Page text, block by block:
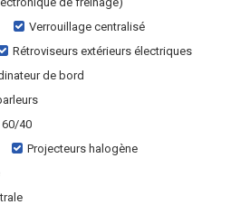
Verrouillage centralisé
Rétroviseurs extérieurs électriques
de bord
40
Projecteurs halogène